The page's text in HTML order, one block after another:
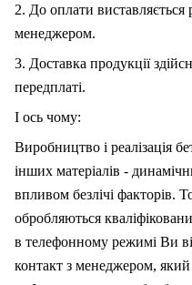
2. До оплати
менеджером.
3. Доставка продукції
передплаті.
І ось чому:
Виробництво і реалізація
інших матеріалів -
впливом безлічі факторів.
обробляються
в телефонному режимі Ви
контакт з менеджером,